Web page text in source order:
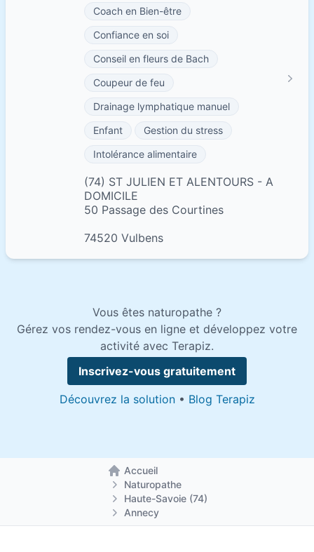
Coach en Bien-être
Confiance en soi
Conseil en fleurs de Bach
Coupeur de feu
Drainage lymphatique manuel
Enfant
Gestion du stress
Intolérance alimentaire
(74) ST JULIEN ET ALENTOURS - A
DOMICILE
50 Passage des Courtines
74520 Vulbens
Vous êtes naturopathe ?
Gérez vos rendez-vous en ligne et développez votre
activité avec Terapiz.
Inscrivez-vous gratuitement
Découvrez la solution• Blog Terapiz
Accueil
Retour à la page d'accueil
Naturopathe
Haute-Savoie (74)
Annecy